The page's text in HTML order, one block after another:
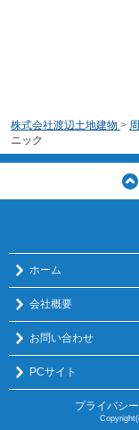
株式会社渡辺土地建物 >
ニック
ホーム
会社概要
お問い合わせ
PCサイト
プライバシ